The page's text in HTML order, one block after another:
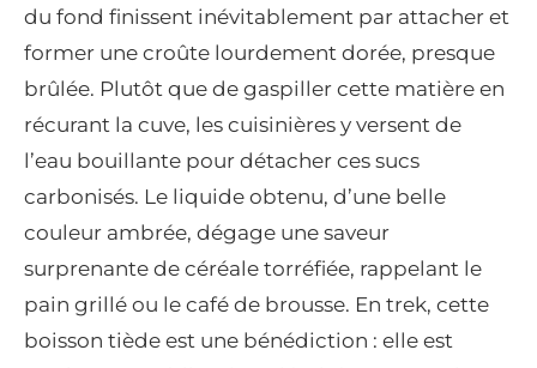
du fond finissent inévitablement par attacher et
former une croûte lourdement dorée, presque
brûlée. Plutôt que de gaspiller cette matière en
récurant la cuve, les cuisinières y versent de
l’eau bouillante pour détacher ces sucs
carbonisés. Le liquide obtenu, d’une belle
couleur ambrée, dégage une saveur
surprenante de céréale torréfiée, rappelant le
pain grillé ou le café de brousse. En trek, cette
boisson tiède est une bénédiction : elle est